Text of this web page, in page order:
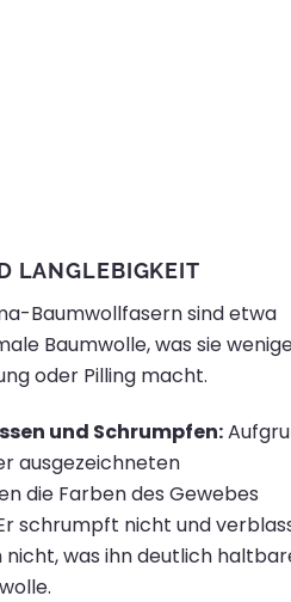
LANGLEBIGKEIT
Baumwollfasern sind etwa
Baumwolle, was sie
oder Pilling macht.
und Schrumpfen:
ausgezeichneten
die Farben des Gewebes
schrumpft nicht und
was ihn deutlich